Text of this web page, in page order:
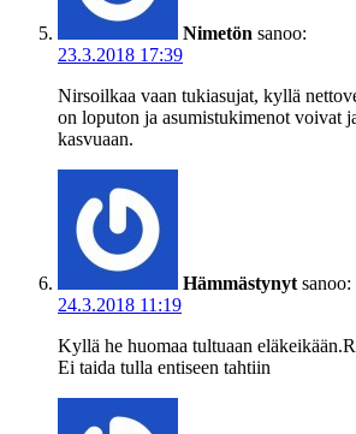
Nimetön sanoo:
23.3.2018 17:39
Nirsoilkaa vaan tukiasujat, kyllä
on loputon ja asumistukimenot voivat
kasvuaan.
Hämmästynyt sanoo:
24.3.2018 11:19
Kyllä he huomaa tultuaan
Ei taida tulla entiseen tahtiin